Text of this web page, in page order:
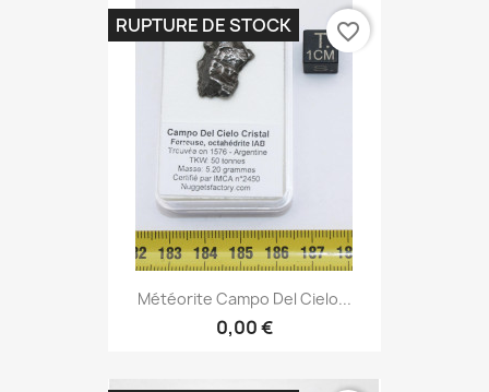
Météorite Campo Del Cielo...
0,00 €
RUPTURE DE STOCK favorite_border